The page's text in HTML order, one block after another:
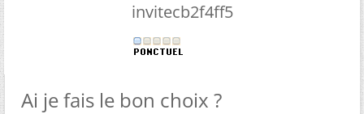
invitecb2f4ff5
Ai je fais le bon choix ?